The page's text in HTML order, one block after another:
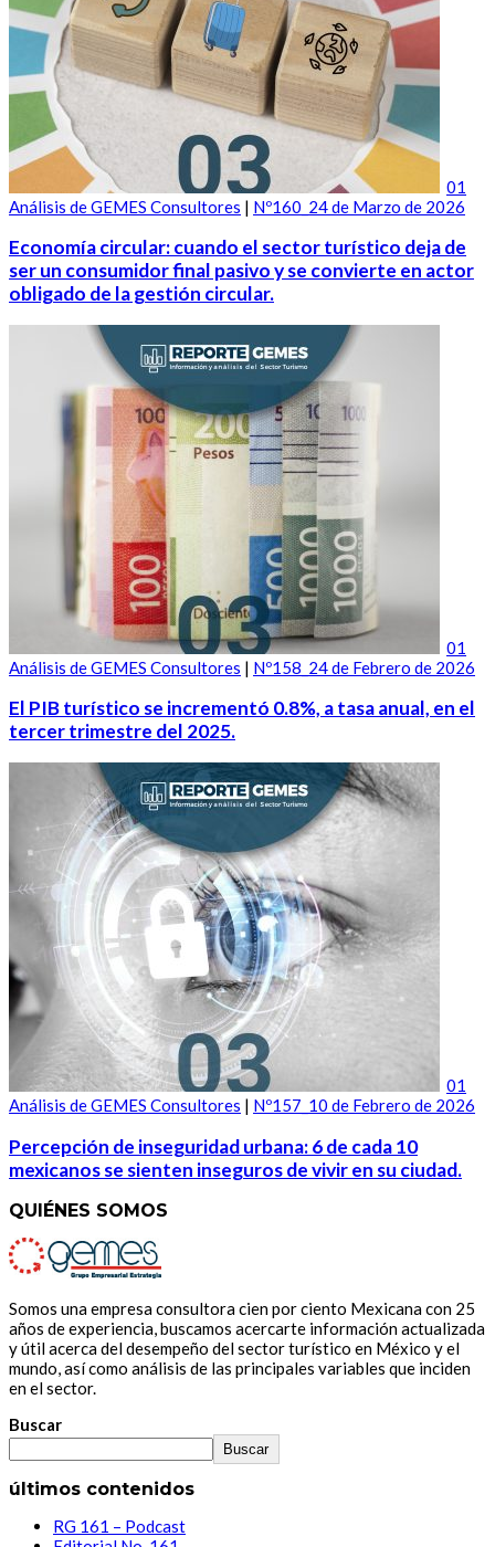
01
Análisis de GEMES Consultores | Nº160_24 de Marzo de 2026
Economía circular: cuando el sector turístico deja de
ser un consumidor final pasivo y se convierte en actor
obligado de la gestión circular.
01
Análisis de GEMES Consultores | Nº158_24 de Febrero de 2026
El PIB turístico se incrementó 0.8%, a tasa anual, en el
tercer trimestre del 2025.
01
Análisis de GEMES Consultores | Nº157_10 de Febrero de 2026
Percepción de inseguridad urbana: 6 de cada 10
mexicanos se sienten inseguros de vivir en su ciudad.
QUIÉNES SOMOS
Somos una empresa consultora cien por ciento Mexicana con 25
años de experiencia, buscamos acercarte información actualizada
y útil acerca del desempeño del sector turístico en México y el
mundo, así como análisis de las principales variables que inciden
en el sector.
Buscar
Buscar
últimos contenidos
RG 161 – Podcast